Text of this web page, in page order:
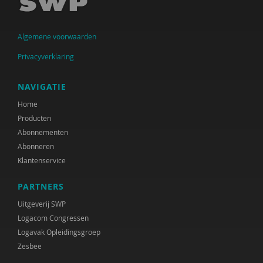
J. Beernink-Wissink
Ferdi Bekken
Ferdi Bekken en Gerda de Groot
Frank van den Berg
Victor van den Bersselaar
Niels Bloembergen
Anne Boer
Josephine Boertjens
Marjan Boertjes
Marjanne Boesenkool
Algemene voorwaarden
Privacyverklaring
NAVIGATIE
Home
Producten
Abonnementen
Abonneren
Klantenservice
PARTNERS
Uitgeverij SWP
Logacom Congressen
Logavak Opleidingsgroep
Zesbee